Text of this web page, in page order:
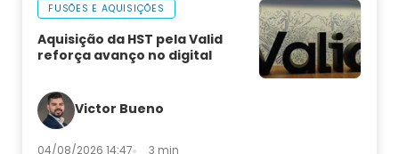
FUSÕES E AQUISIÇÕES
Aquisição da HST pela Valid
reforça avanço no digital
Victor Bueno
04/08/2026 14:47 3 min